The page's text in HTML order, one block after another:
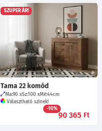
SZUPER ÁR!
Tama 22 komód
Ma:90 Sz:100 Mé:44cm
Választható színek!
-10%
90 365 Ft